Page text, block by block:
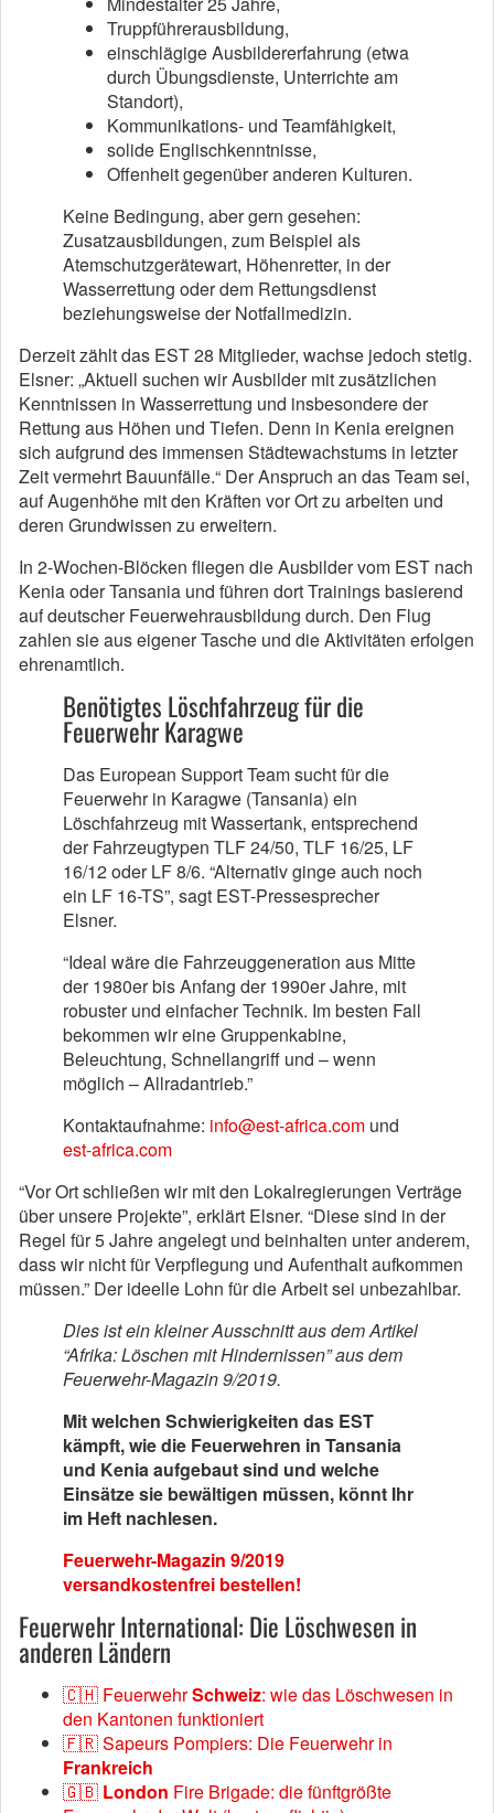
Truppführerausbildung,
einschlägige Ausbildererfahrung (etwa
durch Übungsdienste, Unterrichte am
Standort),
Kommunikations- und Teamfähigkeit,
solide Englischkenntnisse,
Offenheit gegenüber anderen Kulturen.
Keine Bedingung, aber gern gesehen:
Zusatzausbildungen, zum Beispiel als
Atemschutzgerätewart, Höhenretter, in der
Wasserrettung oder dem Rettungsdienst
beziehungsweise der Notfallmedizin.
Derzeit zählt das EST 28 Mitglieder, wachse jedoch stetig.
Elsner: „Aktuell suchen wir Ausbilder mit zusätzlichen
Kenntnissen in Wasserrettung und insbesondere der
Rettung aus Höhen und Tiefen. Denn in Kenia ereignen
sich aufgrund des immensen Städtewachstums in letzter
Zeit vermehrt Bauunfälle.“ Der Anspruch an das Team sei,
auf Augenhöhe mit den Kräften vor Ort zu arbeiten und
deren Grundwissen zu erweitern.
In 2-Wochen-Blöcken fliegen die Ausbilder vom EST nach
Kenia oder Tansania und führen dort Trainings basierend
auf deutscher Feuerwehrausbildung durch. Den Flug
zahlen sie aus eigener Tasche und die Aktivitäten erfolgen
ehrenamtlich.
Benötigtes Löschfahrzeug für die
Feuerwehr Karagwe
Das European Support Team sucht für die
Feuerwehr in Karagwe (Tansania) ein
Löschfahrzeug mit Wassertank, entsprechend
der Fahrzeugtypen TLF 24/50, TLF 16/25, LF
16/12 oder LF 8/6. “Alternativ ginge auch noch
ein LF 16-TS”, sagt EST-Pressesprecher
Elsner.
“Ideal wäre die Fahrzeuggeneration aus Mitte
der 1980er bis Anfang der 1990er Jahre, mit
robuster und einfacher Technik. Im besten Fall
bekommen wir eine Gruppenkabine,
Beleuchtung, Schnellangriff und – wenn
möglich – Allradantrieb.”
Kontaktaufnahme: info@est-africa.com und
est-africa.com
“Vor Ort schließen wir mit den Lokalregierungen Verträge
über unsere Projekte”, erklärt Elsner. “Diese sind in der
Regel für 5 Jahre angelegt und beinhalten unter anderem,
dass wir nicht für Verpflegung und Aufenthalt aufkommen
müssen.” Der ideelle Lohn für die Arbeit sei unbezahlbar.
Dies ist ein kleiner Ausschnitt aus dem Artikel
“Afrika: Löschen mit Hindernissen” aus dem
Feuerwehr-Magazin 9/2019.
Mit welchen Schwierigkeiten das EST
kämpft, wie die Feuerwehren in Tansania
und Kenia aufgebaut sind und welche
Einsätze sie bewältigen müssen, könnt Ihr
im Heft nachlesen.
Feuerwehr-Magazin 9/2019
versandkostenfrei bestellen!
Feuerwehr International: Die Löschwesen in
anderen Ländern
🇨🇭 FeuerwehrSchweiz: wie das Löschwesen in
den Kantonen funktioniert
🇫🇷 Sapeurs Pompiers: Die Feuerwehr in
Frankreich
🇬🇧 London Fire Brigade: die fünftgrößte